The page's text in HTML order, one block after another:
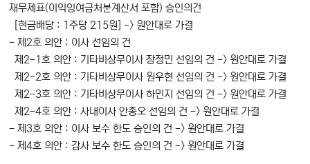
재무제표(이익잉여금처분계산서 포함) 승인의건
[현금배당 : 1주당 215원] -> 원안대로 가결
- 제2호 의안 : 이사 선임의 건
제2-1호 의안 : 기타비상무이사 장정민 선임의 건 -> 원안대로 가결
제2-2호 의안 : 기타비상무이사 원우현 선임의 건 -> 원안대로 가결
제2-3호 의안 : 기타비상무이사 하민지 선임의 건 -> 원안대로 가결
제2-4호 의안 : 사내이사 안종오 선임의 건 -> 원안대로 가결
- 제3호 의안 : 이사 보수 한도 승인의 건 -> 원안대로 가결
- 제4호 의안 : 감사 보수 한도 승인의 건 -> 원안대로 가결